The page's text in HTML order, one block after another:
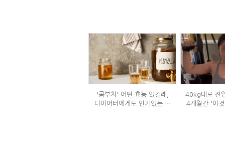
'콤부차' 어떤 효능 있길래,
다이어터에게도 인기있는 걸
40kg대로 진
4개월간 '이